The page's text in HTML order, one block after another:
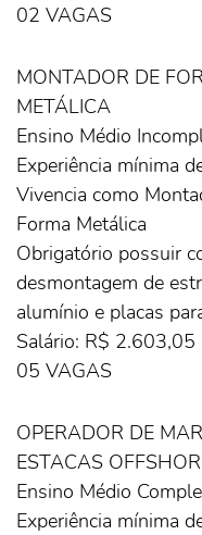
02 VAGAS
MONTADOR DE
METÁLICA
Ensino Médio
Experiência mínima
Vivencia como
Forma Metálica
Obrigatório possuir
desmontagem de
alumínio e placas
Salário: R$ 2.603,05
05 VAGAS
OPERADOR DE
ESTACAS
Ensino Médio
Experiência mínima